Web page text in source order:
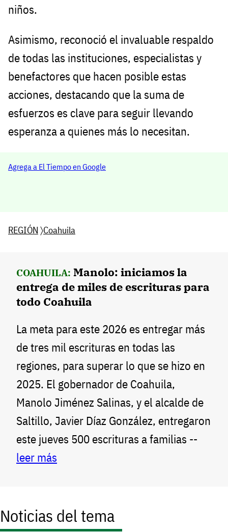
niños.
Asimismo, reconoció el invaluable respaldo
de todas las instituciones, especialistas y
benefactores que hacen posible estas
acciones, destacando que la suma de
esfuerzos es clave para seguir llevando
esperanza a quienes más lo necesitan.
Agrega a El Tiempo en Google
REGIÓN 〉Coahuila
COAHUILA: Manolo: iniciamos la
entrega de miles de escrituras para
todo Coahuila
La meta para este 2026 es entregar más
de tres mil escrituras en todas las
regiones, para superar lo que se hizo en
2025. El gobernador de Coahuila,
Manolo Jiménez Salinas, y el alcalde de
Saltillo, Javier Díaz González, entregaron
este jueves 500 escrituras a familias --
leer más
Noticias del tema